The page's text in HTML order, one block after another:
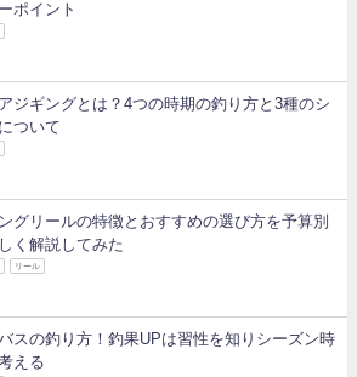
ポイント
ジギングとは？4つの時期の釣り方と3種のシ
ついて
グリールの特徴とおすすめの選び方を予算別
く解説してみた
リール
スの釣り方！釣果UPは習性を知りシーズン時
える